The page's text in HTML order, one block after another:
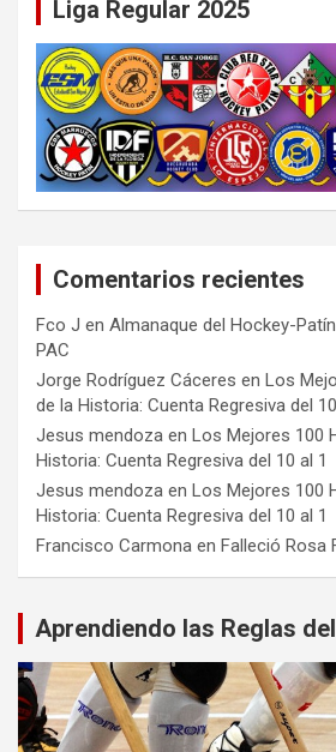
Liga Regular 2025
Comentarios recientes
Fco J en Almanaque del Hockey-
PAC
Jorge Rodríguez Cáceres en Los
de la Historia: Cuenta Regresiva del
Jesus mendoza en Los Mejores 100
Historia: Cuenta Regresiva del 10 al 1
Jesus mendoza en Los Mejores 100
Historia: Cuenta Regresiva del 10 al 1
Francisco Carmona en Falleció Rosa
Aprendiendo las Reglas